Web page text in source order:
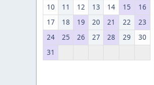
10
11 12 13 14 15
16
17
18 19 20 21 22
23
24
25 26 27 28 29
30
31